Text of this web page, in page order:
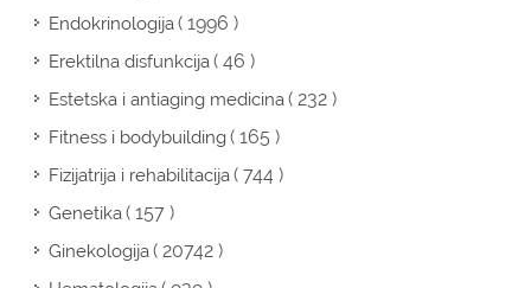
Endokrinologija( 1996 )
Erektilna disfunkcija( 46 )
Estetska i antiaging medicina( 232 )
Fitness i bodybuilding( 165 )
Fizijatrija i rehabilitacija( 744 )
Genetika( 157 )
Ginekologija( 20742 )